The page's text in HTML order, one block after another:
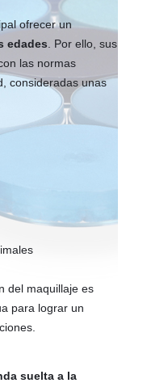
ofrecer un
edades . Por ello, sus
las normas
consideradas unas
del maquillaje es
para lograr un
suelta a la